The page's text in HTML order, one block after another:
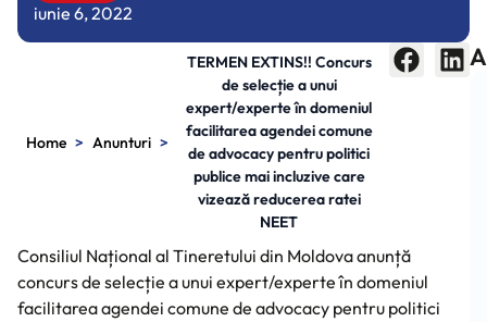
iunie 6, 2022
Home > Anunturi >
TERMEN EXTINS!! Concurs
de selecție a unui
expert/experte în domeniul
facilitarea agendei comune
de advocacy pentru politici
publice mai incluzive care
vizează reducerea ratei
NEET
Consiliul Național al Tineretului din Moldova anunță
concurs de selecție a unui expert/experte în domeniul
facilitarea agendei comune de advocacy pentru politici